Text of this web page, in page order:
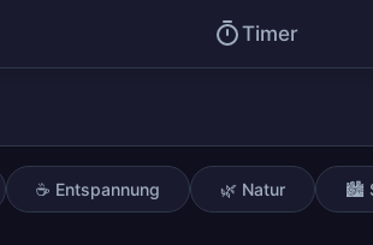
☕ Entspannung 🌿 Natur 🏙️
Timer